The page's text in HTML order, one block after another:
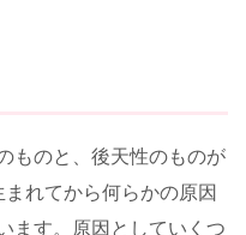
ものと、後天性のものが
れてから何らかの原因
ます。原因としていくつ